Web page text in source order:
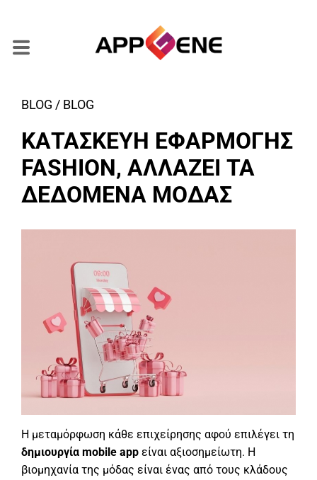
BLOG / BLOG
ΚΑΤΑΣΚΕΥΗ ΕΦΑΡΜΟΓΗΣ
FASHION, ΑΛΛΑΖΕΙ ΤΑ
ΔΕΔΟΜΕΝΑ ΜΟΔΑΣ
Η μεταμόρφωση κάθε επιχείρησης αφού επιλέγει τη
δημιουργία mobile app είναι αξιοσημείωτη. Η
βιομηχανία της μόδας είναι ένας από τους κλάδους